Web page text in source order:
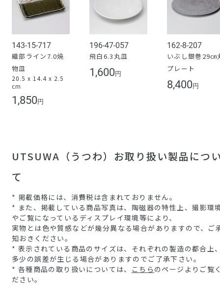
143-15-717
織部ライン7.0焼
物皿
20.5 x 14.4 x 2.5
cm
1,850 円
196-47-057
飛白6.3丸皿
1,600 円
162-8-207
いぶし銀巻29㎝
プレート
8,400 円
UTSUWA（うつわ）お取り扱い製品につ
て
* 掲載価格には、消費税は含まれておりません。
* また、掲載している商品写真は、陶磁器の特性上、撮影環
やご覧になっているディスプレイ環境等により、
実物とは色や質感などが幾分異なる場合がありますので、ご
知おきください。
* 表示されている商品のサイズは、それぞれの製造の都合上
多少の誤差が生じる場合がありますのでご了承下さい。
* 各種商品の取り扱いについては、
こちら のページよりご覧
ださい。